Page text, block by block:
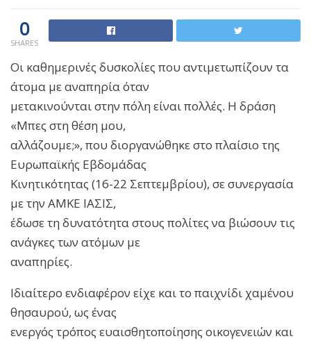
0
SHARES
Οι καθημερινές δυσκολίες που αντιμετωπίζουν τα
άτομα με αναπηρία όταν
μετακινούνται στην πόλη είναι πολλές. Η δράση
«Μπες στη θέση μου,
αλλάζουμε;», που διοργανώθηκε στο πλαίσιο της
Ευρωπαϊκής Εβδομάδας
Κινητικότητας (16-22 Σεπτεμβρίου), σε συνεργασία
με την ΑΜΚΕ ΙΑΣΙΣ,
έδωσε τη δυνατότητα στους πολίτες να βιώσουν τις
ανάγκες των ατόμων με
αναπηρίες.
Ιδιαίτερο ενδιαφέρον είχε και το παιχνίδι χαμένου
θησαυρού, ως ένας
ενεργός τρόπος ευαισθητοποίησης οικογενειών και